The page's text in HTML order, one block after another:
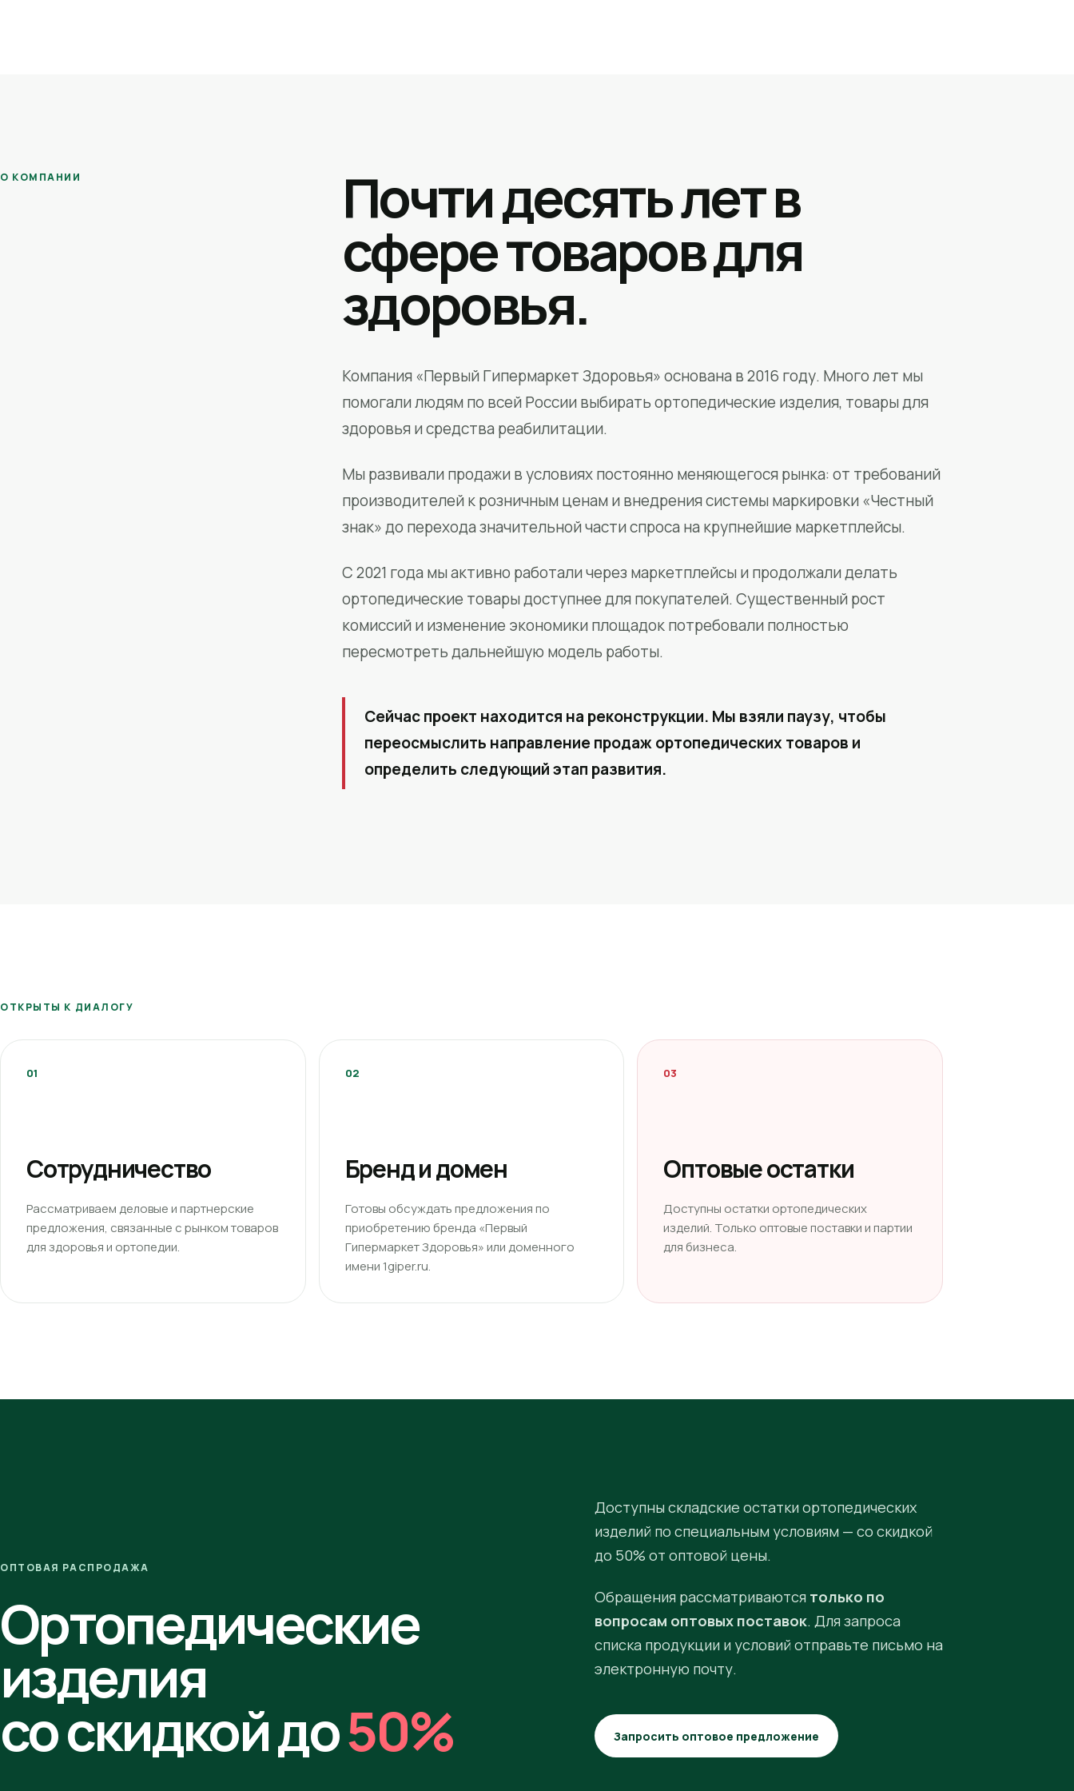
О КОМПАНИИ Почти десять лет в
сфере товаров для
здоровья.
Компания «Первый Гипермаркет Здоровья» основана в 2016 году. Много лет мы
помогали людям по всей России выбирать ортопедические изделия, товары для
здоровья и средства реабилитации.
Мы развивали продажи в условиях постоянно меняющегося рынка: от требований
производителей к розничным ценам и внедрения системы маркировки «Честный
знак» до перехода значительной части спроса на крупнейшие маркетплейсы.
С 2021 года мы активно работали через маркетплейсы и продолжали делать
ортопедические товары доступнее для покупателей. Существенный рост
комиссий и изменение экономики площадок потребовали полностью
пересмотреть дальнейшую модель работы.
Сейчас проект находится на реконструкции. Мы взяли паузу, чтобы
переосмыслить направление продаж ортопедических товаров и
определить следующий этап развития.
ОТКРЫТЫ К ДИАЛОГУ
01
Сотрудничество
Рассматриваем деловые и партнерские
предложения, связанные с рынком товаров
для здоровья и ортопедии.
02
Бренд и домен
Готовы обсуждать предложения по
приобретению бренда «Первый
Гипермаркет Здоровья» или доменного
имени 1giper.ru.
03
Оптовые остатки
Доступны остатки ортопедических
изделий. Только оптовые поставки и партии
для бизнеса.
ОПТОВАЯ РАСПРОДАЖА
Ортопедические
изделия
со скидкой до50%
Доступны складские остатки ортопедических
изделий по специальным условиям — со скидкой
до 50% от оптовой цены.
Обращения рассматриваются только по
вопросам оптовых поставок. Для запроса
списка продукции и условий отправьте письмо на
электронную почту.
Запросить оптовое предложение